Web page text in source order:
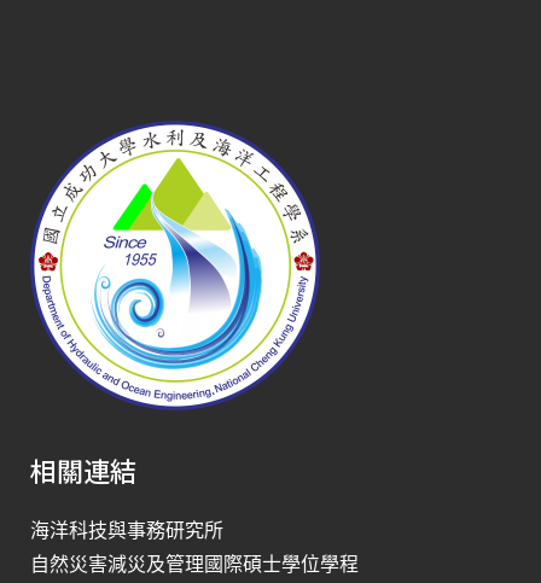
相關連結
海洋科技與事務研究所
自然災害減災及管理國際碩士學位學程